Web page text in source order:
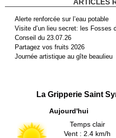
Alerte renforcée sur l’eau potable
Visite d’un lieu secret: les Fosses
Conseil du 23.07.26
Partagez vos fruits 2026
Journée artistique au gîte beaulieu
La Gripperie Saint
Aujourd'hui
Temps clair
Vent : 2.4 km/h